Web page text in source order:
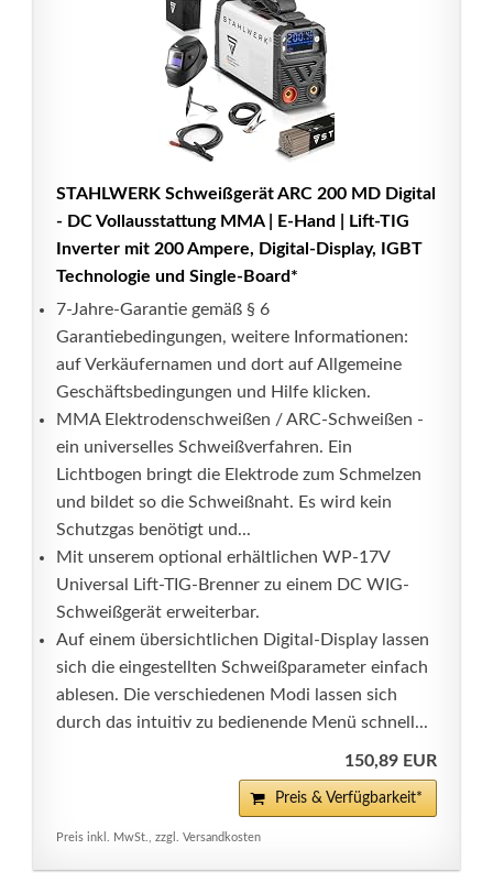
STAHLWERK Schweißgerät ARC 200 MD Digital
- DC Vollausstattung MMA | E-Hand | Lift-TIG
Inverter mit 200 Ampere, Digital-Display, IGBT
Technologie und Single-Board*
7-Jahre-Garantie gemäß § 6
Garantiebedingungen, weitere Informationen:
auf Verkäufernamen und dort auf Allgemeine
Geschäftsbedingungen und Hilfe klicken.
MMA Elektrodenschweißen / ARC-Schweißen -
ein universelles Schweißverfahren. Ein
Lichtbogen bringt die Elektrode zum Schmelzen
und bildet so die Schweißnaht. Es wird kein
Schutzgas benötigt und...
Mit unserem optional erhältlichen WP-17V
Universal Lift-TIG-Brenner zu einem DC WIG-
Schweißgerät erweiterbar.
Auf einem übersichtlichen Digital-Display lassen
sich die eingestellten Schweißparameter einfach
ablesen. Die verschiedenen Modi lassen sich
durch das intuitiv zu bedienende Menü schnell...
150,89 EUR
Preis & Verfügbarkeit*
Preis inkl. MwSt., zzgl. Versandkosten